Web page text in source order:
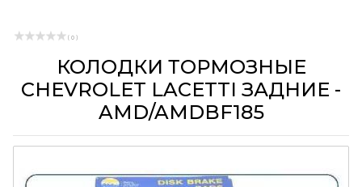
( 0 )
КОЛОДКИ ТОРМОЗНЫЕ
CHEVROLET LACETTI ЗАДНИЕ -
AMD/AMDBF185